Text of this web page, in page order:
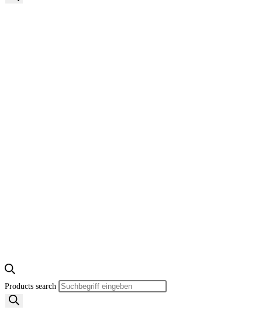
Products search